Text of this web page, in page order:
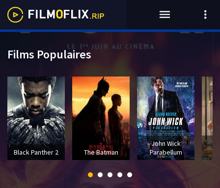
Films Populaires
Black Panther 2 The Batman
John Wick
Parabellum